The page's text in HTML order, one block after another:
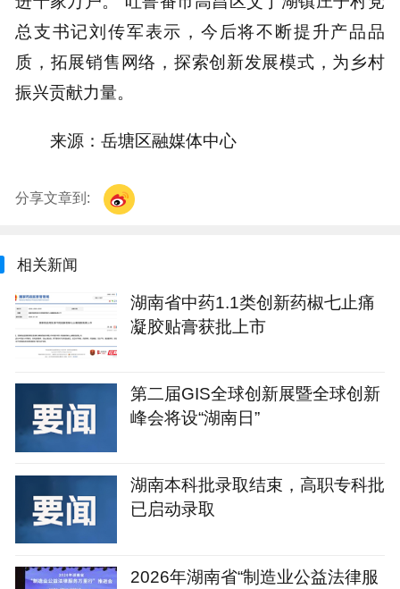
总支书记刘传军表示，今后将不断提升产品品
质，拓展销售网络，探索创新发展模式，为乡村
振兴贡献力量。
来源：岳塘区融媒体中心
分享文章到:
相关新闻
湖南省中药1.1类创新药椒七止痛
凝胶贴膏获批上市
第二届GIS全球创新展暨全球创新
峰会将设“湖南日”
湖南本科批录取结束，高职专科批
已启动录取
2026年湖南省“制造业公益法律服